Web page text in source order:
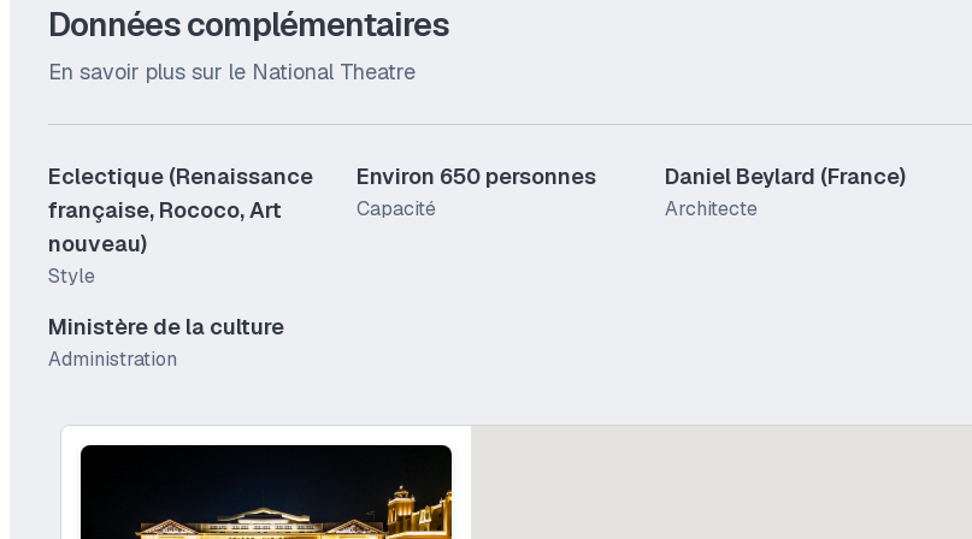
Données complémentaires
En savoir plus sur le National Theatre
Eclectique (Renaissance
française, Rococo, Art
nouveau)
Style
Environ 650 personnes
Capacité
Daniel Beylard (France)
Architecte
Ministère de la culture
Administration